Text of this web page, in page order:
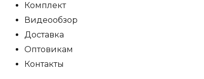
Комплект
Видеообзор
Доставка
Оптовикам
Контакты